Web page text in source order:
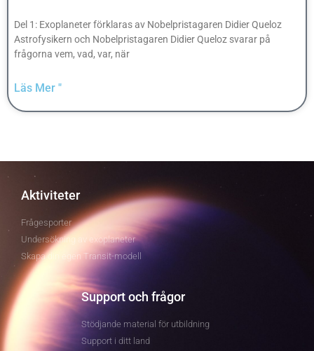
Del 1: Exoplaneter förklaras av Nobelpristagaren Didier Queloz
Astrofysikern och Nobelpristagaren Didier Queloz svarar på
frågorna vem, vad, var, när
Läs Mer "
Aktiviteter
Frågesporter
Undersökning av exoplaneter
Skapa din egen Transit-modell
Support och frågor
Stödjande material för utbildning
Support i ditt land